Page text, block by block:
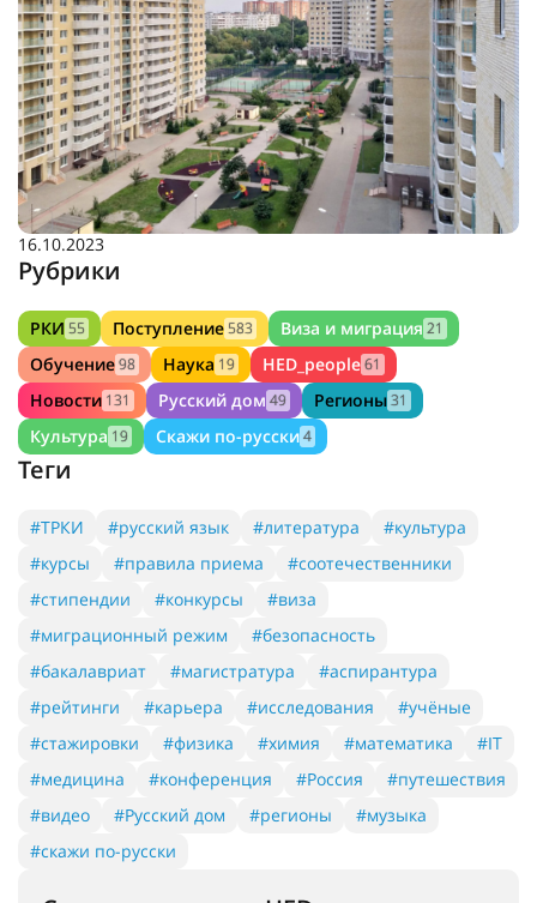
16.10.2023
Рубрики
РКИ 55 Поступление583 Виза и миграция 21
Обучение98 Наука 19 HED_people61
Новости 131 Русский дом 49 Регионы31
Культура 19 Скажи по-русски4
Теги
#ТРКИ #русский язык #литература
#культура
#курсы
#правила приема
#соотечественники
#стипендии
#конкурсы
#виза
#миграционный режим
#безопасность
#бакалавриат
#магистратура
#аспирантура
#рейтинги
#карьера #исследования
#учёные
#стажировки
#физика #химия #математика
#IT
#медицина
#конференция #Россия
#путешествия
#видео
#Русский дом #регионы
#музыка
#скажи по-русски